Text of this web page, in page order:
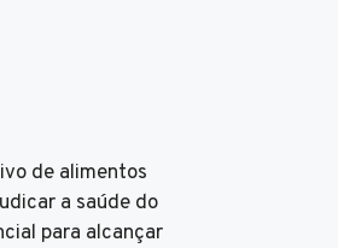
de alimentos
a saúde do
para alcançar